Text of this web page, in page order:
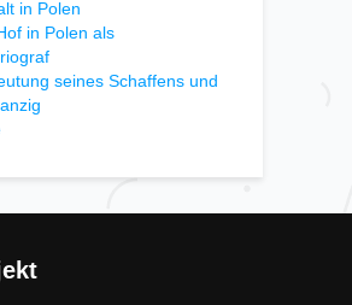
in Polen
in Polen als
seines Schaffens und